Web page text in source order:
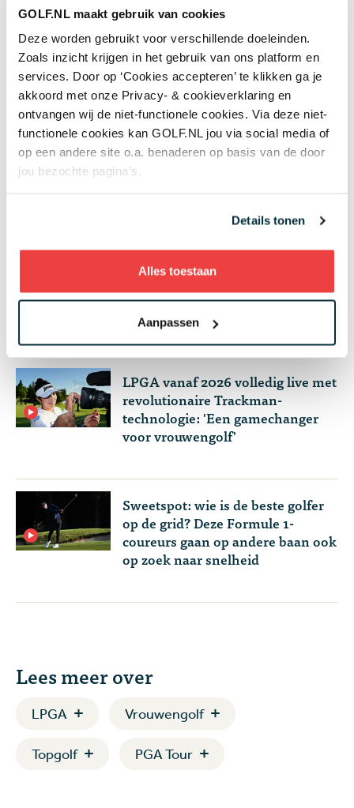
GOLF.NL maakt gebruik van cookies
Deze worden gebruikt voor verschillende doeleinden.
Zoals inzicht krijgen in het gebruik van ons platform en
services. Door op ‘Cookies accepteren’ te klikken ga je
akkoord met onze Privacy- & cookieverklaring en
ontvangen wij de niet-functionele cookies. Via deze niet-
functionele cookies kan GOLF.NL jou via social media of
op een andere site o.a. benaderen op basis van de door
jou bezochte pagina’s.
Details tonen
Alles toestaan
Aanpassen
zege in de Saudi International. Voor de voormalig US
Amateur-winnaar, die eerder dit jaar een kaart voor
de Korn Ferry Tour afsloeg ten faveure van een
contract bij LIV, betekende dat zijn eerste officiële
zege als professional. Op Riyadh Golf Club hield de
22-jarige Spanjaard de één jaar jongere Caleb
Surratt op drie slagen, met in de top 10 ook nog
mannen als Tyrrell Hatton, Dean Burmester, Adrian
Meronk en Anthony Kim.
Asaji verschaften zichzelf via de ranking van de
International Series toegang tot LIV Golf in 2026.
Wijzig je instelling
en accepteer marketing
cookies om deze inhoud te kunnen bekijken.
Gerelateerd
LPGA vanaf 2026 volledig live met
revolutionaire Trackman-
technologie: 'Een gamechanger
voor vrouwengolf'
Sweetspot: wie is de beste golfer
op de grid? Deze Formule 1-
coureurs gaan op andere baan ook
op zoek naar snelheid
Lees meer over
LPGA Vrouwengolf
Topgolf PGA Tour